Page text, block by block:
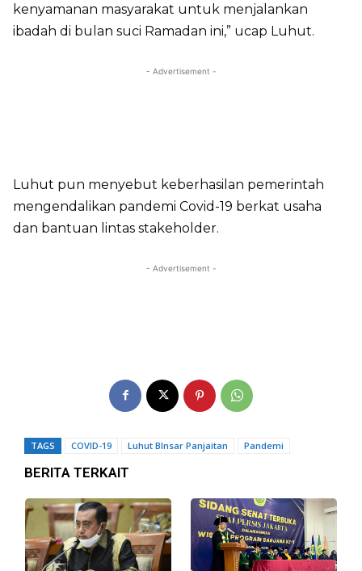
kenyamanan masyarakat untuk menjalankan
ibadah di bulan suci Ramadan ini,” ucap Luhut.
- Advertisement -
Luhut pun menyebut keberhasilan pemerintah
mengendalikan pandemi Covid-19 berkat usaha
dan bantuan lintas stakeholder.
- Advertisement -
TAGS COVID-19 Luhut BInsar Panjaitan Pandemi
BERITA TERKAIT